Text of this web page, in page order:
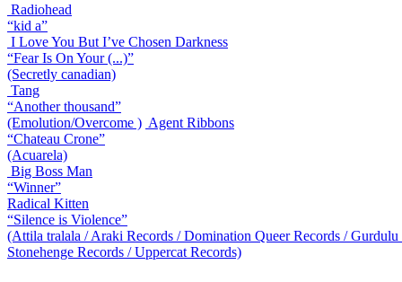
Radiohead
“kid a”
I Love You But I’ve Chosen Darkness
“Fear Is On Your (...)”
(Secretly canadian)
Tang
“Another thousand”
(Emolution/Overcome ) Agent Ribbons
“Chateau Crone”
(Acuarela)
Big Boss Man
“Winner”
Radical Kitten
“Silence is Violence”
(Attila tralala / Araki Records / Domination Queer Records /
Stonehenge Records / Uppercat Records)